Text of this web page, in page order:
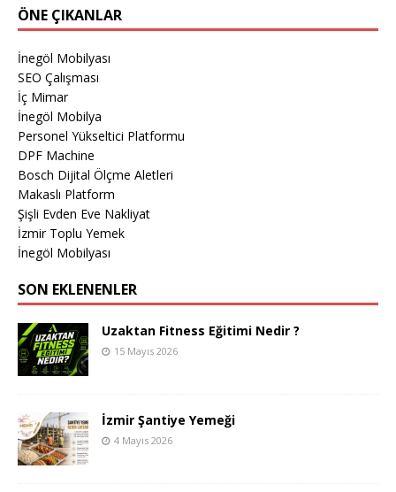
ÖNE ÇIKANLAR
İnegöl Mobilyası
SEO Çalışması
İç Mimar
İnegöl Mobilya
Personel Yükseltici Platformu
DPF Machine
Bosch Dijital Ölçme Aletleri
Makaslı Platform
Şişli Evden Eve Nakliyat
İzmir Toplu Yemek
İnegöl Mobilyası
SON EKLENENLER
Uzaktan Fitness Eğitimi Nedir ?
15 Mayıs 2026
İzmir Şantiye Yemeği
4 Mayıs 2026